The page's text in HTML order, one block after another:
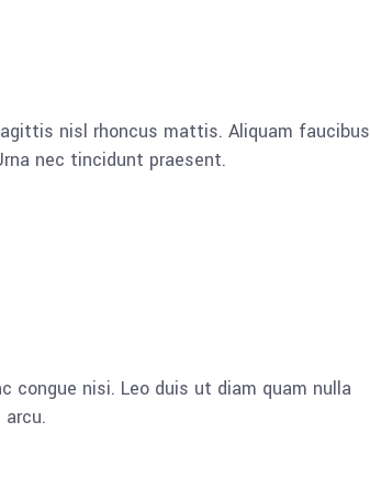
nisl rhoncus mattis. Aliquam faucibus
nec tincidunt praesent.
congue nisi. Leo duis ut diam quam nulla